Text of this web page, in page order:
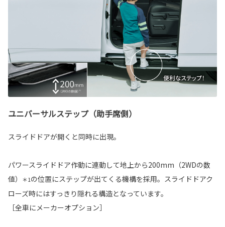
ユニバーサルステップ（助手席側）
スライドドアが開くと同時に出現。
パワースライドドア作動に連動して地上から200mm（2WDの数
値）
＊1の位置にステップが出てくる機構を採用。スライドドアク
ローズ時にはすっきり隠れる構造となっています。
［全車にメーカーオプション］